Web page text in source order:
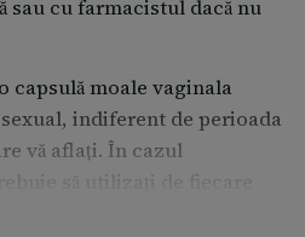
sau cu farmacistul dacă nu
capsulă moale vaginala
indiferent de perioada
vă aflaţi. În cazul
să utilizaţi de fiecare